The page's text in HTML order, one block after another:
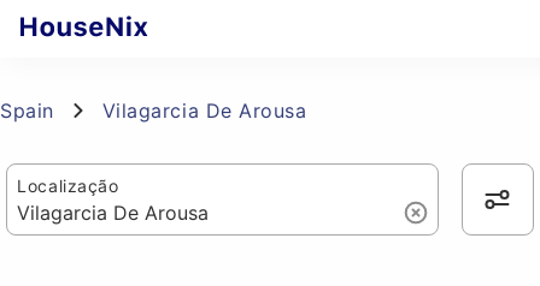
Spain Vilagarcia De Arousa
Localização